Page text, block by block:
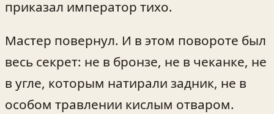
приказал император тихо.
Мастер повернул. И в этом повороте был
весь секрет: не в бронзе, не в чеканке, не
в угле, которым натирали задник, не в
особом травлении кислым отваром.